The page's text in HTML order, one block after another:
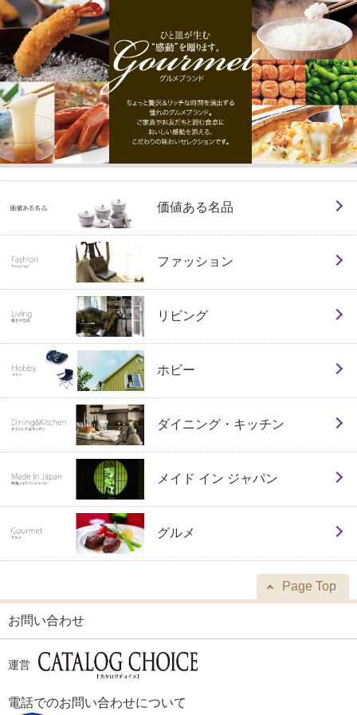
価値ある名品
ファッション
リビング
ホビー
ダイニング・キッチン
メイド イン ジャパン
グルメ
Page Top
お問い合わせ
運営
電話でのお問い合わせについて